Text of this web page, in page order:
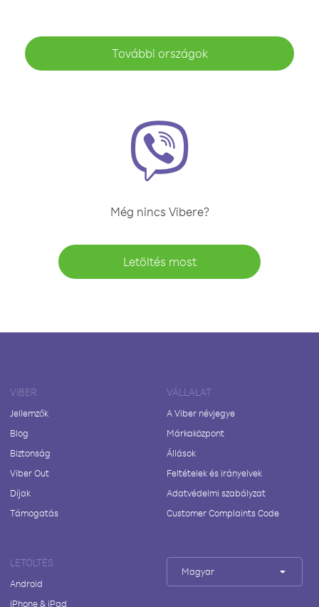
További országok
Még nincs Vibere?
Letöltés most
VIBER
Jellemzők
Blog
Biztonság
Viber Out
Díjak
Támogatás
VÁLLALAT
A Viber névjegye
Márkaközpont
Állások
Feltételek és irányelvek
Adatvédelmi szabályzat
Customer Complaints Code
LETÖLTÉS
Android
iPhone & iPad
Magyar